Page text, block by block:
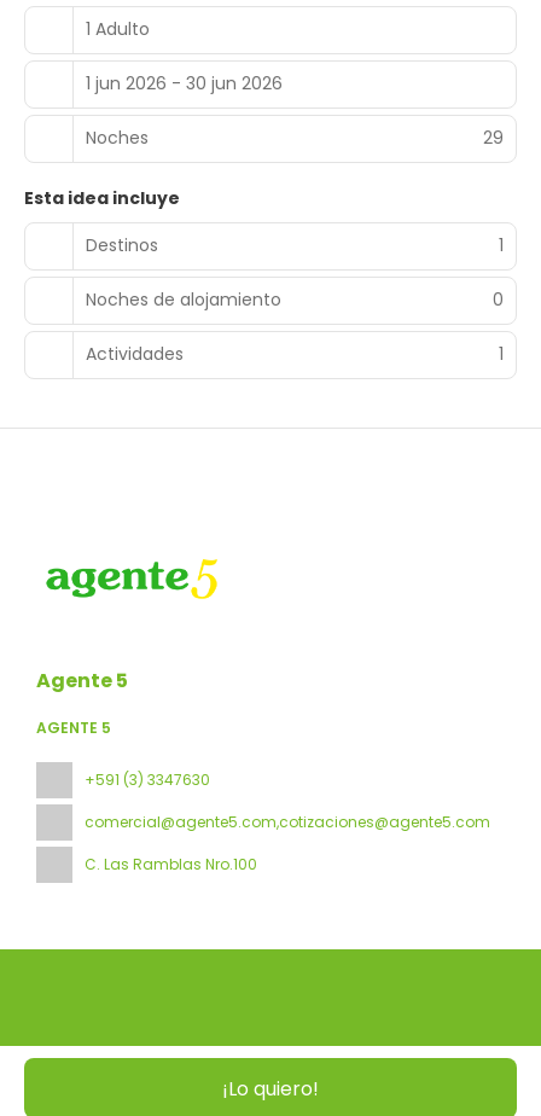
¡Lo quiero!
1 Adulto
1 jun 2026 - 30 jun 2026
Noches 29
Esta idea incluye
Destinos
1
Noches de alojamiento 0
Actividades 1
Agente 5
AGENTE 5
+591 (3) 3347630
comercial@agente5.com,cotizaciones@agente5.com
C. Las Ramblas Nro.100
Todos los derechos reservados Agente 5 © 2026
Política de